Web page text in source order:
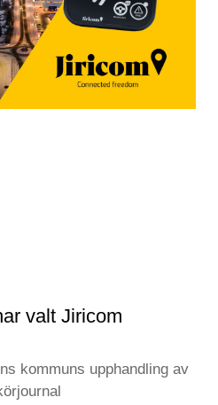
valt Jiricom
kommuns upphandling av